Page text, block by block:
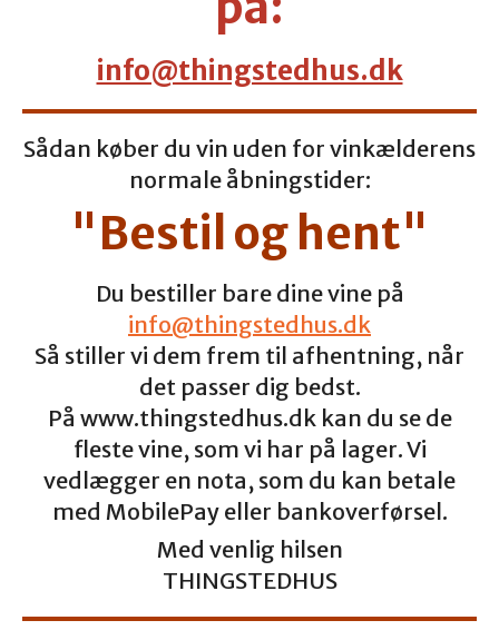
info@thingstedhus.dk
Sådan køber du vin uden for vinkælderens
normale åbningstider:
"Bestil og hent"
Du bestiller bare dine vine på
info@thingstedhus.dk
Så stiller vi dem frem til afhentning, når
det passer dig bedst.
På www.thingstedhus.dk kan du se de
fleste vine, som vi har på lager. Vi
vedlægger en nota, som du kan betale
med MobilePay eller bankoverførsel.
Med venlig hilsen
THINGSTEDHUS